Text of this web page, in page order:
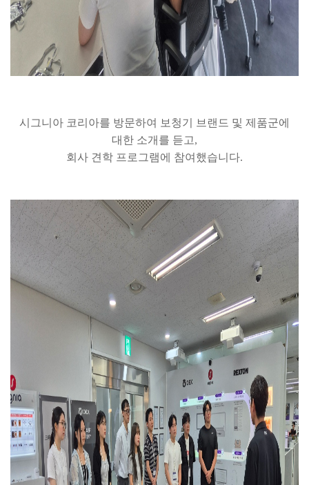
시그니아 코리아를 방문하여 보청기 브랜드 및 제품군에
대한 소개를 듣고,
회사 견학 프로그램에 참여했습니다.